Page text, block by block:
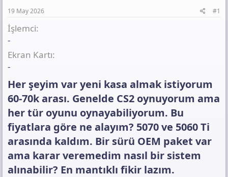
n
y
l
a
19 May 2026 #1
İşlemci
-
Ekran Kartı
-
Her şeyim var yeni kasa almak istiyorum
60-70k arası. Genelde CS2 oynuyorum ama
her tür oyunu oynayabiliyorum. Bu
fiyatlara göre ne alayım? 5070 ve 5060 Ti
arasında kaldım. Bir sürü OEM paket var
ama karar veremedim nasıl bir sistem
alınabilir? En mantıklı fikir lazım.​